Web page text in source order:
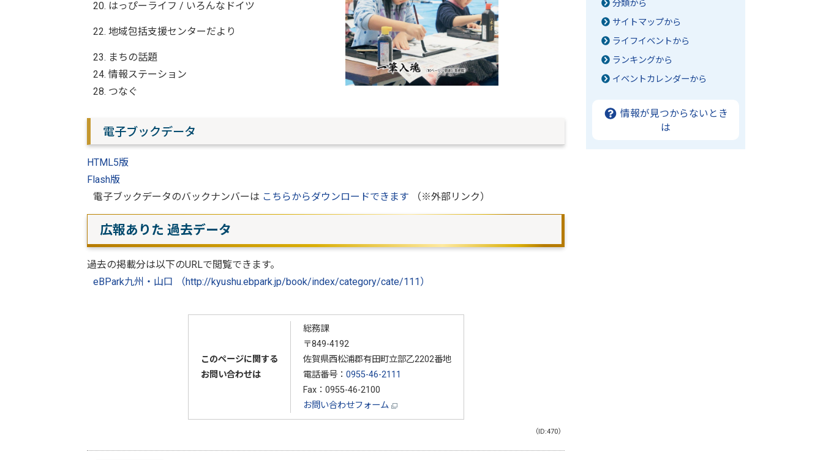
20. はっぴーライフ / いろんなドイツ
22. 地域包括支援センターだより
23. まちの話題
24. 情報ステーション
28. つなぐ
電子ブックデータ
HTML5版
Flash版
電子ブックデータのバックナンバーは こちらからダウンロードできます （※外部リンク）
広報ありた 過去データ
過去の掲載分は以下のURLで閲覧できます。
eBPark九州・山口 （http://kyushu.ebpark.jp/book/index/category/cate/111）
このページに関する
お問い合わせは
総務課
〒849-4192
佐賀県西松浦郡有田町立部乙2202番地
電話番号： 0955-46-2111
Fax：0955-46-2100
お問い合わせフォーム
（ID:470）
分類から
サイトマップから
ライフイベントから
ランキングから
イベントカレンダーから
情報が見つからないとき
は